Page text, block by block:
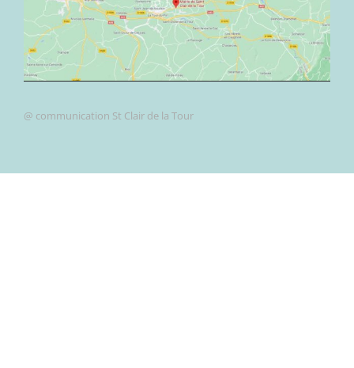
@ communication St Clair de la Tour